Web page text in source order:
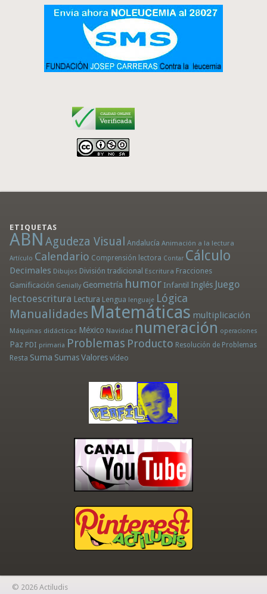
ETIQUETAS
ABN Agudeza Visual Andalucía Animación a la lectura
Artículo Calendario Comprensión lectora Contar Cálculo
Decimales Dibujos División tradicional Escritura Fracciones
Gamificación Genially Geometría humor Infantil Inglés Juego
lectoescritura Lectura Lengua lenguaje Lógica
Manualidades Matemáticas multiplicación
Máquinas didácticas México Navidad numeración operaciones
Paz PDI primaria Problemas Producto Resolución de Problemas
Resta Suma Sumas Valores vídeo
© 2026 Actiludis